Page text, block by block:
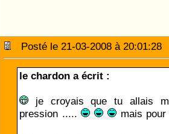
Posté le 21-03-2008 à
le chardon a écrit :
je croyais que tu allais
pression .....
mais pour